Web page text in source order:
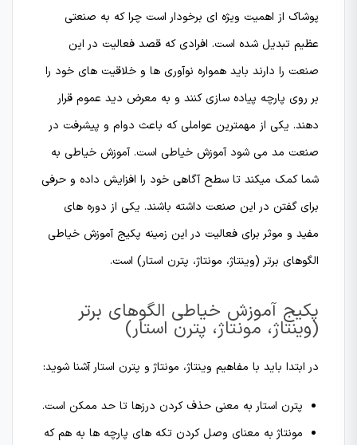
پوشاک از اهمیت ویژه ای برخودار است چرا که به صنعتی
عظیم تبدیل شده است. افرادی که قصد فعالیت در این
صنعت را دارند باید همواره نوآوری ها و خلاقیت های خود را
بر روی پارچه پیاده سازی کنند و به معرض دید عموم قرار
دهند. یکی از مهمترین عواملی که باعث دوام و پیشرفت در
صنعت مد می شود آموزش خیاطی است. آموزش خیاطی به
شما کمک میکند تا سطح آگاهی خود را افزایش داده و حرفی
برای گفتن در این صنعت داشته باشند. یکی از دوره های
مفید و موثر برای فعالیت در این زمینه پکیج آموزش خیاطی
الگوهای برتر (وینتاژ، مونتاژ، پترن استار) است.
پکیج آموزش خیاطی الگوهای برتر
(وینتاژ، مونتاژ، پترن استار)
در ابتدا باید با مفاهیم وینتاژ، مونتاژ و پترن استار آشنا شوید:
پترن استار به معنی حذف کردن درزها تا حد ممکن است.
مونتاژ به معنای وصل کردن تکه های پارچه ها به هم که